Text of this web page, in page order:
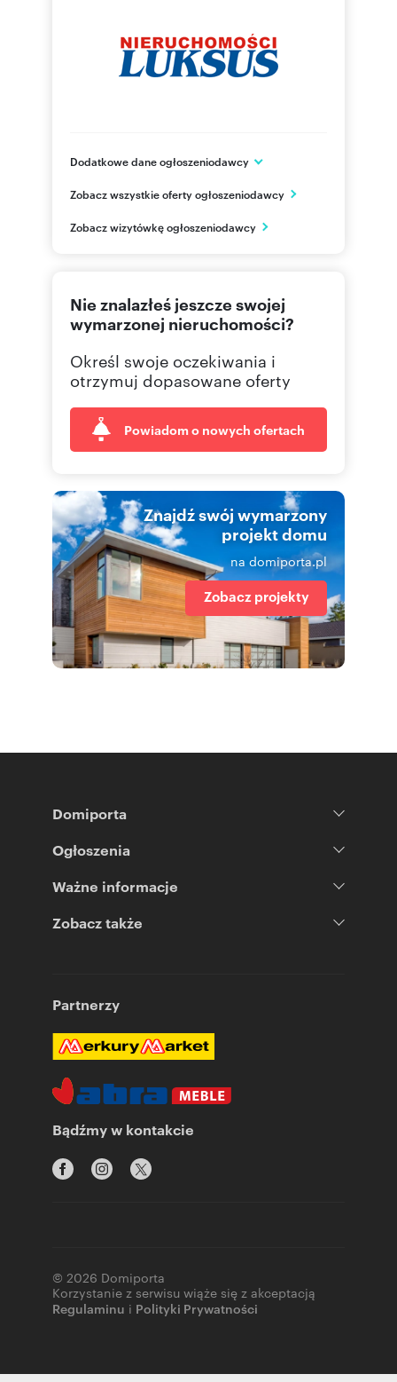
Dodatkowe dane ogłoszeniodawcy
Piaseczno
PL
22 750 Pokaż telefon
Zobacz wszystkie oferty ogłoszeniodawcy
Zobacz wizytówkę ogłoszeniodawcy
Nie znalazłeś jeszcze swojej
wymarzonej nieruchomości?
Określ swoje oczekiwania i
otrzymuj dopasowane oferty
Powiadom o nowych ofertach
Znajdź swój wymarzony
projekt domu
na domiporta.pl
Zobacz projekty
Domiporta
Ogłoszenia
Ważne informacje
Zobacz także
Partnerzy
Bądźmy w kontakcie
© 2026 Domiporta
Korzystanie z serwisu wiąże się z akceptacją
Regulaminu i Polityki Prywatności